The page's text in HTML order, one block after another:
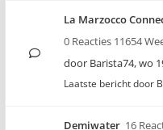
La Marzocco
0 Reacties 11654
door Barista74,wo
Laatste bericht door
Demiwater 16